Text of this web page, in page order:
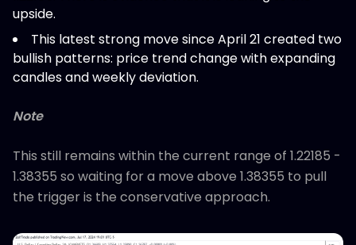
upside.
This latest strong move since April 21 created two
bullish patterns: price trend change with expanding
candles and weekly deviation.
Note
This still remains within the current range of 1.22185 -
1.38355 so waiting for a move above 1.38355 to pull
the trigger is the conservative approach.